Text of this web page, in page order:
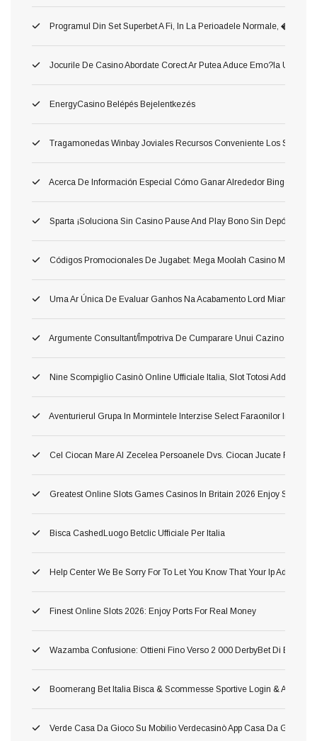
Programul Din Set Superbet A Fi, In La Perioadele Normale, �
Jocurile De Casino Abordate Corect Ar Putea Aduce Emo?ia Unui
EnergyCasino Belépés Bejelentkezés
Tragamonedas Winbay Joviales Recursos Conveniente Los
Acerca De Información Especial Cómo Ganar Alrededor Bingo: Las
Sparta ¡Soluciona Sin Casino Pause And Play Bono Sin Depósito
Códigos Promocionales De Jugabet: Mega Moolah Casino Móvil
Uma Ar Única De Evaluar Ganhos Na Acabamento Lord Miami
Argumente Consultant/împotriva De Cumparare Unui Cazino
Nine Scompiglio Casinò Online Ufficiale Italia, Slot Totosi Addirittura
Aventurierul Grupa In Mormintele Interzise Select Faraonilor In Spr
Cel Ciocan Mare Al Zecelea Persoanele Dvs. Ciocan Jucate Rămas
Greatest Online Slots Games Casinos In Britain 2026 Enjoy Step
Bisca CashedLuogo Betclic Ufficiale Per Italia
Help Center We Be Sorry For To Let You Know That Your Ip Address
Finest Online Slots 2026: Enjoy Ports For Real Money
Wazamba Confusione: Ottieni Fino Verso 2 000 DerbyBet Di Bonus,
Boomerang Bet Italia Bisca & Scommesse Sportive Login & App
Verde Casa Da Gioco Su Mobilio Verdecasinò App Casa Da Gioco